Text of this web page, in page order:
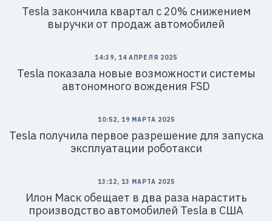
Tesla закончила квартал с 20% снижением
выручки от продаж автомобилей
14:39, 14 АПРЕЛЯ 2025
Tesla показала новые возможности системы
автономного вождения FSD
10:52, 19 МАРТА 2025
Tesla получила первое разрешение для запуска
эксплуатации роботакси
13:12, 13 МАРТА 2025
Илон Маск обещает в два раза нарастить
производство автомобилей Tesla в США